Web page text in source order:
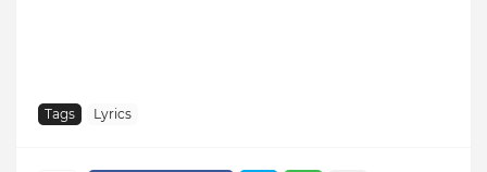
Tags Lyrics